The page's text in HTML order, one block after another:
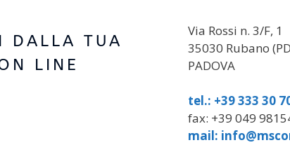
DALLA TUA
LINE
Via Rossi n. 3/F, 1
35030 Rubano
PADOVA
tel.: +39 333 30
fax: +39 049
mail: